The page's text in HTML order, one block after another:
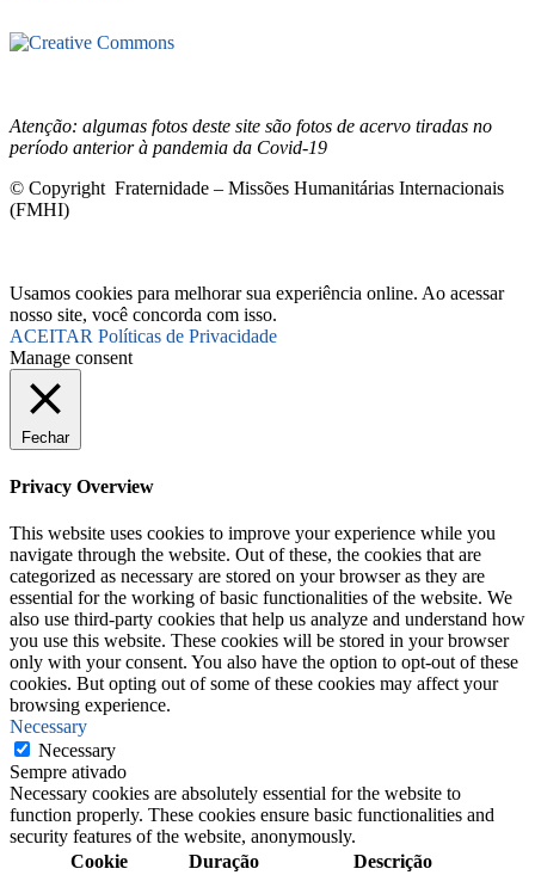
Atenção: algumas fotos deste site são fotos de acervo tiradas no
período anterior à pandemia da Covid-19
© Copyright Fraternidade – Missões Humanitárias Internacionais
(FMHI)
Usamos cookies para melhorar sua experiência online. Ao acessar
nosso site, você concorda com isso.
ACEITAR Políticas de Privacidade
Manage consent
Fechar
Privacy Overview
This website uses cookies to improve your experience while you
navigate through the website. Out of these, the cookies that are
categorized as necessary are stored on your browser as they are
essential for the working of basic functionalities of the website. We
also use third-party cookies that help us analyze and understand how
you use this website. These cookies will be stored in your browser
only with your consent. You also have the option to opt-out of these
cookies. But opting out of some of these cookies may affect your
browsing experience.
Necessary
Necessary
Sempre ativado
Necessary cookies are absolutely essential for the website to
function properly. These cookies ensure basic functionalities and
security features of the website, anonymously.
Cookie
Duração Descrição